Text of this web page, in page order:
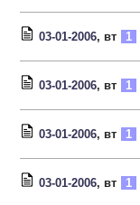
03-01-2006, вт 1
03-01-2006, вт 1
03-01-2006, вт 1
03-01-2006, вт 1